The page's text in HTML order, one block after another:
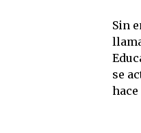
Sin
se
hace